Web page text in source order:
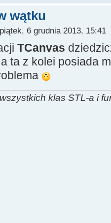
(null);
if(
wątku
6 grudnia 2013, 15:41
TCanvas
a ta z kolei posiada
klas STL-a i